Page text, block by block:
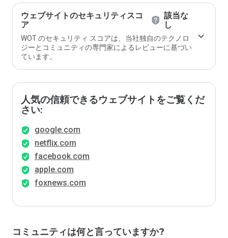
ウェブサイトのセキュリティスコ
ア
該当な
し
WOT のセキュリティ スコアは、当社独自のテクノロ
ジーとコミュニティの専門家によるレビューに基づい
ています。
人気の信頼できるウェブサイトをご覧くだ
さい:
google.com
netflix.com
facebook.com
apple.com
foxnews.com
コミュニティは何と言っていますか?
よう
に評
価し
ます
か？